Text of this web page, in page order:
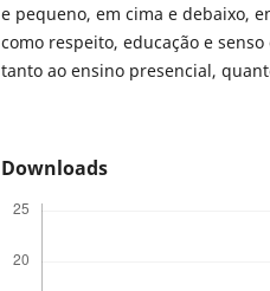
e pequeno, em cima e debaixo,
como respeito, educação e
tanto ao ensino presencial,
Downloads